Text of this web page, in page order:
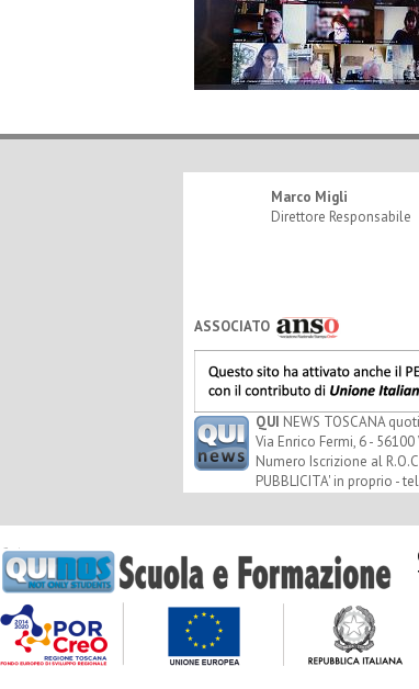
Marco Migli
Direttore Responsabile
ASSOCIATO
QUI NEWS TOSCANA
Via Enrico Fermi, 6 -
Numero Iscrizione al
PUBBLICITA' in proprio -